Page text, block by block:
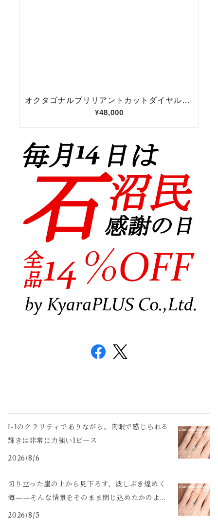
I-1のクラリティでありながら、肉眼で感じられる
輝きは非常に力強い1ピース
2026/8/6
切り立った崖の上から見下ろす、波しぶき煌めく
海——そんな情景をそのまま閉じ込めたかのよう
な輝き
2026/8/5